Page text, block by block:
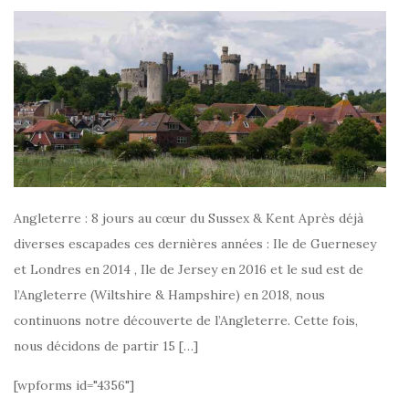
Angleterre : 8 jours au cœur du Sussex & Kent Après déjà
diverses escapades ces dernières années : Ile de Guernesey
et Londres en 2014 , Ile de Jersey en 2016 et le sud est de
l’Angleterre (Wiltshire & Hampshire) en 2018, nous
continuons notre découverte de l’Angleterre. Cette fois,
nous décidons de partir 15 […]
[wpforms id="4356"]